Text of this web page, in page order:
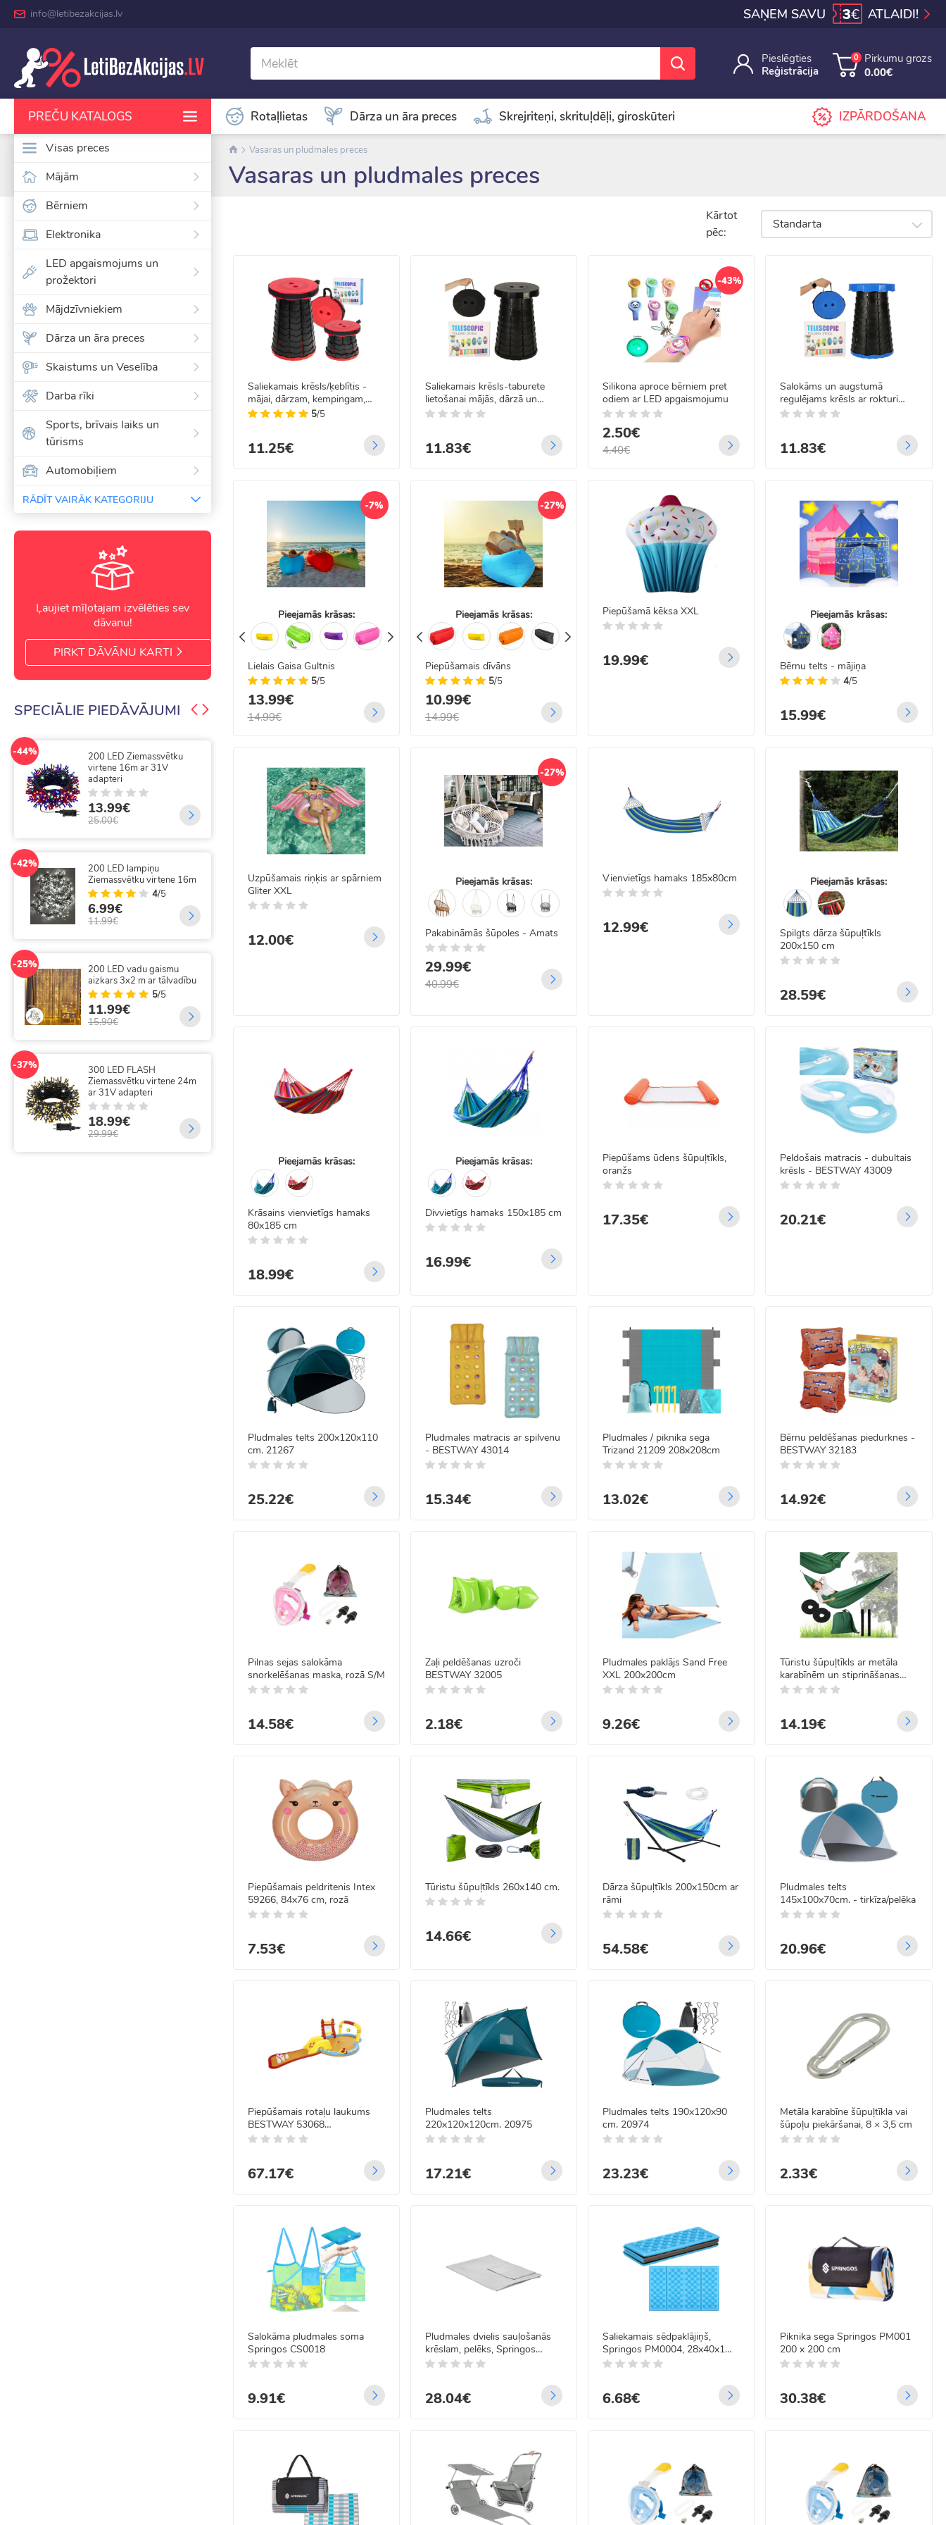
info@letibezakcijas.lv SAŅEM SAVU 3€ ATLAIDI!
Pieslēgties
Reģistrācija
0
Pirkumu grozs
0.00€
PREČU KATALOGS
Visas preces
Mājām
Bērniem
Elektronika
LED apgaismojums un
prožektori
Mājdzīvniekiem
Dārza un āra preces
Skaistums un Veselība
Darba rīki
Sports, brīvais laiks un
tūrisms
Automobiļiem
RĀDĪT VAIRĀK KATEGORIJU
Rotaļlietas Dārza un āra preces Skrejriteņi, skrituļdēļi, giroskūteri IZPĀRDOŠANA
Vasaras un pludmales preces
Vasaras un pludmales preces
Ļaujiet mīļotajam izvēlēties sev
dāvanu!
PIRKT DĀVĀNU KARTI
SPECIĀLIE PIEDĀVĀJUMI
-44%
200 LED Ziemassvētku
virtene 16m ar 31V
adapteri
13.99€
25.00€
-42%
200 LED lampiņu
Ziemassvētku virtene 16m
4/5
6.99€
11.99€
-25%
200 LED vadu gaismu
aizkars 3x2 m ar tālvadību
5/5
11.99€
15.90€
-37%
300 LED FLASH
Ziemassvētku virtene 24m
ar 31V adapteri
18.99€
29.99€
virtene - 22m
5
9.99€
20.00€
300 LED vadu aizkars ar
14.99€
19.99€
320 LED vadu gaismas
aizkars ar tālvadību 5x2 m
18.99€
Kārtot
pēc:
Standarta
Saliekamais krēsls/ķeblītis -
mājai, dārzam, kempingam,
sarkans
5/5
11.25€
Saliekamais krēsls-taburete
lietošanai mājās, dārzā un
kempingā, melns
11.83€
-43%
Silikona aproce bērniem pret
odiem ar LED apgaismojumu
2.50€
4.40€
Salokāms un augstumā
regulējams krēsls ar rokturi
transportēšanai, zils
11.83€
-7%
Pieejamās krāsas:
Lielais Gaisa Gultnis
5/5
13.99€
14.99€
-27%
Pieejamās krāsas:
Piepūšamais dīvāns
5/5
10.99€
14.99€
Piepūšamā kēksa XXL
19.99€
Pieejamās krāsas:
Bērnu telts - mājiņa
4/5
15.99€
Uzpūšamais riņķis ar spārniem
Gliter XXL
12.00€
-27%
Pieejamās krāsas:
Pakabināmās šūpoles - Amats
29.99€
40.99€
Vienvietīgs hamaks 185x80cm
12.99€
Pieejamās krāsas:
Spilgts dārza šūpuļtīkls
200x150 cm
28.59€
Pieejamās krāsas:
Krāsains vienvietīgs hamaks
80x185 cm
18.99€
Pieejamās krāsas:
Divvietīgs hamaks 150x185 cm
16.99€
Piepūšams ūdens šūpuļtīkls,
oranžs
17.35€
Peldošais matracis - dubultais
krēsls - BESTWAY 43009
20.21€
Pludmales telts 200x120x110
cm. 21267
25.22€
Pludmales matracis ar spilvenu
- BESTWAY 43014
15.34€
Pludmales / piknika sega
Trizand 21209 208x208cm
13.02€
Bērnu peldēšanas piedurknes -
BESTWAY 32183
14.92€
Pilnas sejas salokāma
snorkelēšanas maska, rozā S/M
14.58€
Zaļi peldēšanas uzroči
BESTWAY 32005
2.18€
Pludmales paklājs Sand Free
XXL 200x200cm
9.26€
Tūristu šūpuļtīkls ar metāla
karabīnēm un stiprināšanas
virvēm, 260 x 140 cm, zaļš
14.19€
Piepūšamais peldritenis Intex
59266, 84x76 cm, rozā
7.53€
Tūristu šūpuļtīkls 260x140 cm.
14.66€
Dārza šūpuļtīkls 200x150cm ar
rāmi
54.58€
Pludmales telts
145x100x70cm. - tirkīza/pelēka
20.96€
Piepūšamais rotaļu laukums
BESTWAY 53068
435x213x117cm
67.17€
Pludmales telts
220x120x120cm. 20975
17.21€
Pludmales telts 190x120x90
cm. 20974
23.23€
Metāla karabīne šūpuļtīkla vai
šūpoļu piekāršanai, 8 × 3,5 cm
2.33€
Salokāma pludmales soma
Springos CS0018
9.91€
Pludmales dvielis sauļošanās
krēslam, pelēks, Springos
CS0022
28.04€
Saliekamais sēdpaklājiņš,
Springos PM0004, 28x40x1
cm
6.68€
Piknika sega Springos PM001
200 x 200 cm
30.38€